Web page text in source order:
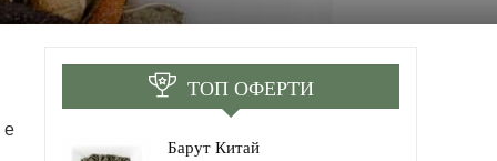
е
ТОП ОФЕРТИ
Барут Китай